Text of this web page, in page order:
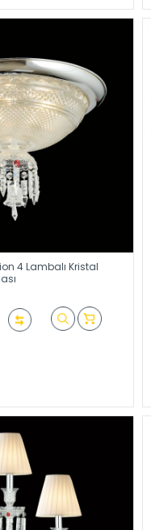
4 Lambalı Kristal